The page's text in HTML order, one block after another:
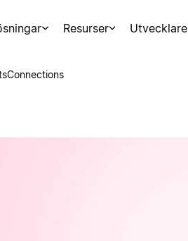
Resurser Utvecklare
Connections